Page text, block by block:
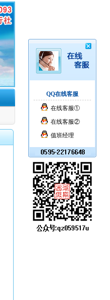
QQ在线客服
在线客服①
在线客服②
值班经理